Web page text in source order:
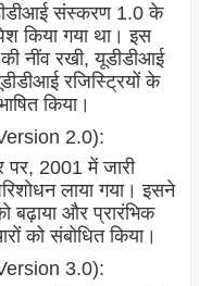
संस्करण 1.0 के
किया गया था। इस
की नींव रखी, यूडीडीआई
रजिस्ट्रियों के
किया।
2.0):
2001 में जारी
लाया गया। इसने
बढ़ाया और प्रारंभिक
को संबोधित किया।
3.0):